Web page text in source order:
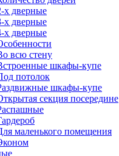
х дверные
х дверные
х дверные
всю стену
шкафы-купе
потолок
шкафы-купе
секция посередине
маленького помещения